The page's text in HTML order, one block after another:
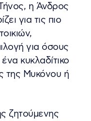
η Άνδρος
για τις πιο
για όσους
κυκλαδίτικο
της Μυκόνου ή
ζητούμενης